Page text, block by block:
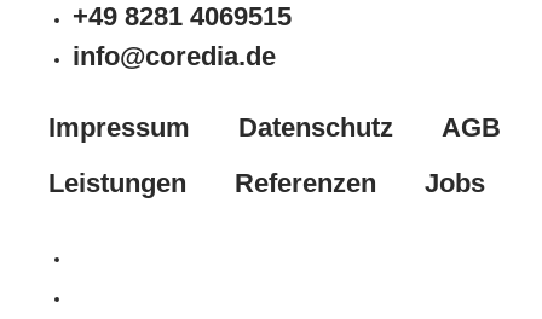
+49 8281 4069515
info@coredia.de
Impressum Datenschutz
AGB
Leistungen
Referenzen Jobs